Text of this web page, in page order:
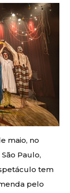
maio, no
Paulo,
tem
pelo